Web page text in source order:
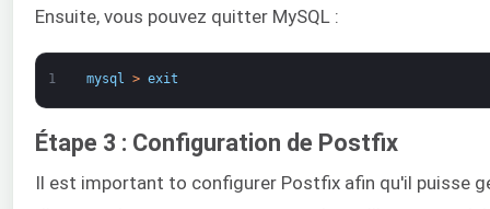
Ensuite, vous pouvez quitter MySQL :
1 mysql > exit
Étape 3 : Configuration de Postfix
Il est important to configurer Postfix afin qu'il puisse